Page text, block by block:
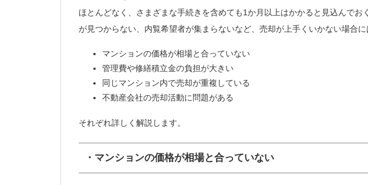
ほとんどなく、さまざまな手続きを含めても1か月以上はかかると見込んでお
が見つからない、内覧希望者が集まらないなど、売却が上手くいかない場合
マンションの価格が相場と合っていない
管理費や修繕積立金の負担が大きい
同じマンション内で売却が重複している
不動産会社の売却活動に問題がある
それぞれ詳しく解説します。
・マンションの価格が相場と合っていない